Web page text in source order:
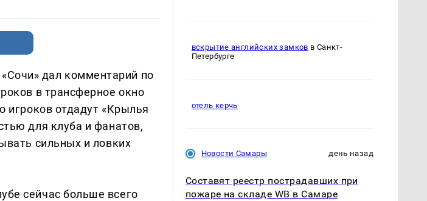
дал комментарий по
в трансферное окно
игроков отдадут «Крылья
для клуба и фанатов,
сильных и ловких
сейчас больше всего
вскрытие английских замков в Санкт-
Петербурге
отель керчь
Новости Самары день назад
Составят реестр пострадавших при
пожаре на складе WB в Самаре